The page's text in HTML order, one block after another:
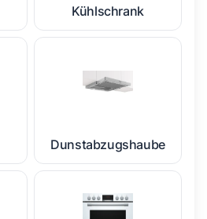
Kühlschrank
Dunstabzugshaube